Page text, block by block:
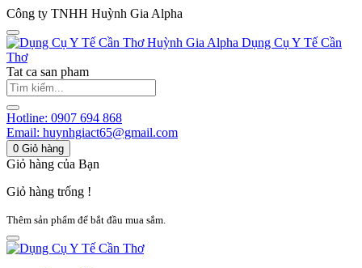
Công ty TNHH Huỳnh Gia Alpha
Huỳnh Gia Alpha Dụng Cụ Y Tế Cần
Thơ
Tat ca san pham
Hotline: 0907 694 868
Email: huynhgiact65@gmail.com
0 Giỏ hàng
Giỏ hàng của Bạn
Giỏ hàng trống !
Thêm sản phẩm để bắt đầu mua sắm.